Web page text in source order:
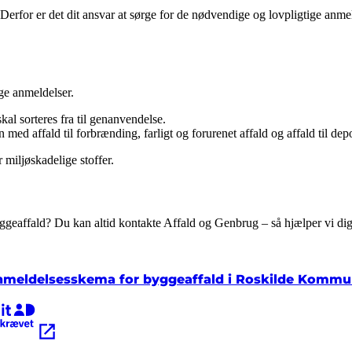
er det dit ansvar at sørge for de nødvendige og lovpligtige
anmeldelser.
sorteres fra til genanvendelse.
med affald til forbrænding, farligt og forurenet affald og affald til
stoffer.
Du kan altid kontakte Affald og Genbrug – så hjælper vi
for byggeaffald i Roskilde
MitID